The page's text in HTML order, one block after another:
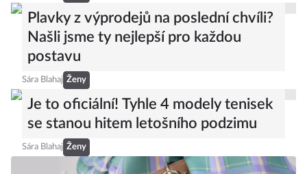
Sára Blahaj Ženy
Plavky z výprodejů na poslední chvíli?
Našli jsme ty nejlepší pro každou
postavu
Sára Blahaj Ženy
Je to oficiální! Tyhle 4 modely tenisek
se stanou hitem letošního podzimu
Ženy